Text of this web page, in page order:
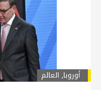
أوروبا, العالم